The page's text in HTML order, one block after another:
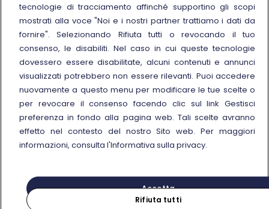
Seguici sui social
© Gruppo FS Italiane 2025
Note legali
Protezione dati personali
Accessibilità
Informativa sui cookies
Gestisci preferenza
tecnologie di tracciamento affinché supportino gli scopi
mostrati alla voce "Noi e i nostri partner trattiamo i dati da
fornire". Selezionando Rifiuta tutti o revocando il tuo
consenso, le disabiliti. Nel caso in cui queste tecnologie
dovessero essere disabilitate, alcuni contenuti e annunci
visualizzati potrebbero non essere rilevanti. Puoi accedere
nuovamente a questo menu per modificare le tue scelte o
per revocare il consenso facendo clic sul link Gestisci
preferenza in fondo alla pagina web. Tali scelte avranno
effetto nel contesto del nostro Sito web. Per maggiori
informazioni, consulta l'Informativa sulla privacy.
Accetta
Rifiuta tutti